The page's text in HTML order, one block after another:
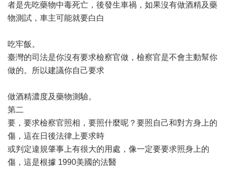
者是先吃藥物中毒死亡，後發生車禍，如果沒有做酒精及藥
物測試，車主可能就要白白
吃牢飯。
臺灣的司法是你沒有要求檢察官做，檢察官是不會主動幫你
做的。所以建議你自己要求
做酒精濃度及藥物測驗。
第二
要，要求檢察官照相，要照什麼呢？要照自己和對方身上的
傷，這在日後法律上要求時
或判定違規肇事上有很大的用處，像一定要要求照身上的
傷，這是根據 1990美國的法醫